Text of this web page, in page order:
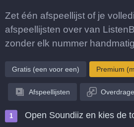
Zet één afspeellijst of je
afspeellijsten over van
zonder elk nummer
Gratis (een voor een) Premium
Afspeellijsten
Open Soundiiz en kies de